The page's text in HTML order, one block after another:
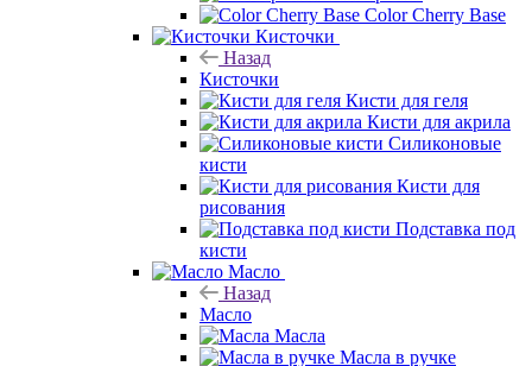
Color Cherry Base
Кисточки
Назад
Кисточки
Кисти для геля
Кисти для акрила
Силиконовые
кисти
Кисти для
рисования
Подставка под
кисти
Масло
Назад
Масло
Масла
Масла в ручке